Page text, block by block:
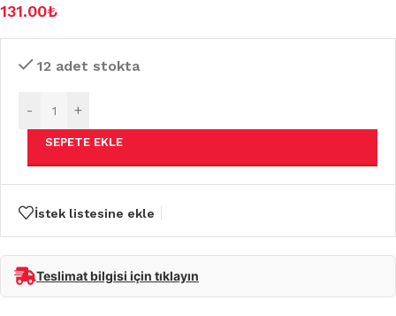
131.00₺
12 adet stokta
- +
SEPETE EKLE
İstek listesine ekle
Teslimat bilgisi için tıklayın